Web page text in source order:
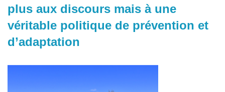
plus aux discours mais à une
véritable politique de prévention et
d’adaptation